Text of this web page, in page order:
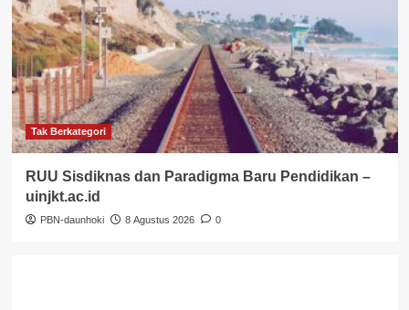
Tak Berkategori
RUU Sisdiknas dan Paradigma Baru Pendidikan –
uinjkt.ac.id
PBN-daunhoki 8 Agustus 2026 0